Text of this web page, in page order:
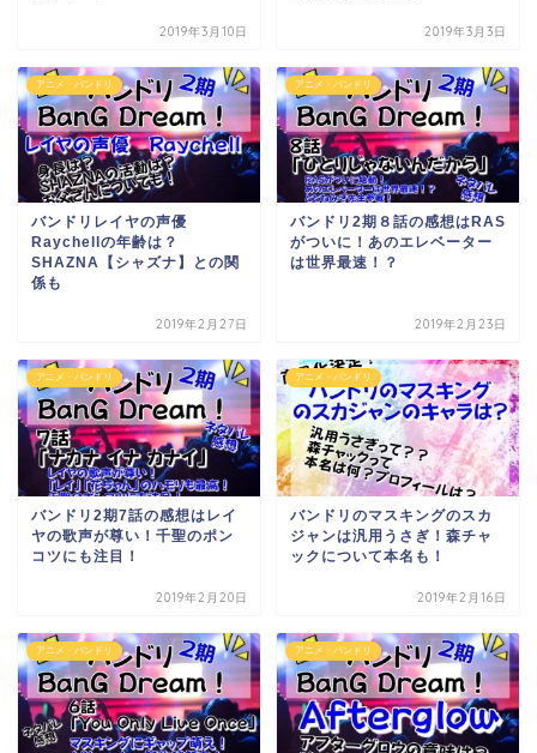
2019年3月10日 2019年3月3日
アニメ・バンドリ
バンドリレイヤの声優
Raychellの年齢は？
SHAZNA【シャズナ】との関
係も
2019年2月27日
アニメ・バンドリ
バンドリ2期８話の感想はRAS
がついに！あのエレベーター
は世界最速！？
2019年2月23日
アニメ・バンドリ
バンドリ2期7話の感想はレイ
ヤの歌声が尊い！千聖のポン
コツにも注目！
2019年2月20日
アニメ・バンドリ
バンドリのマスキングのスカ
ジャンは汎用うさぎ！森チャ
ックについて本名も！
2019年2月16日
アニメ・バンドリ アニメ・バンドリ